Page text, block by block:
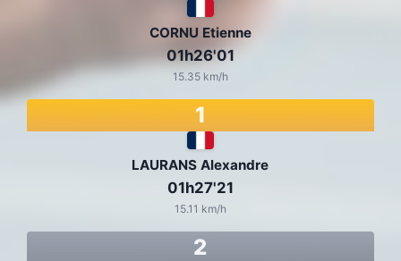
LAURANS Alexandre
01h27'21
15.11 km/h
2
CORNU Etienne
01h26'01
15.35 km/h
1